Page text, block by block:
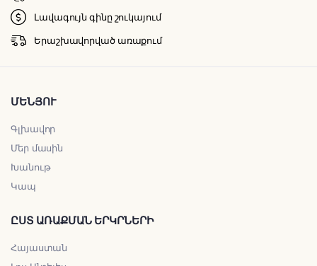
Լավագույն գինը շուկայում
Երաշխավորված առաքում
ՄԵՆՅՈՒ
Գլխավոր
Մեր մասին
Խանութ
Կապ
ԸՍՏ ԱՌԱՔՄԱՆ ԵՐԿՐՆԵՐԻ
Հայաստան